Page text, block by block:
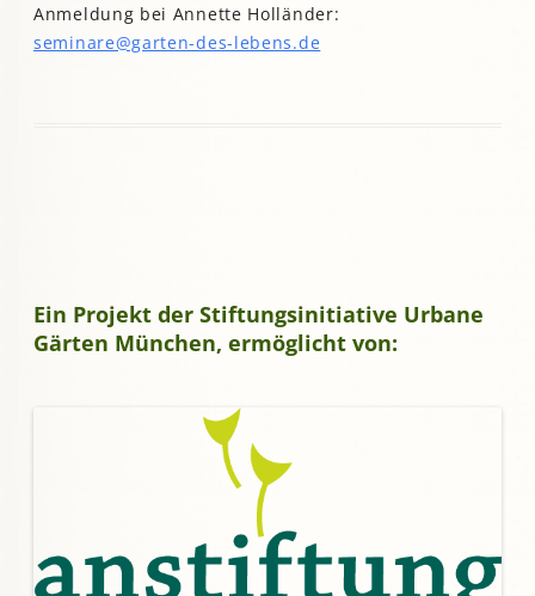
Anmeldung bei Annette Holländer:
seminare@garten-des-lebens.de
Ein Projekt der Stiftungsinitiative Urbane
Gärten München, ermöglicht von: